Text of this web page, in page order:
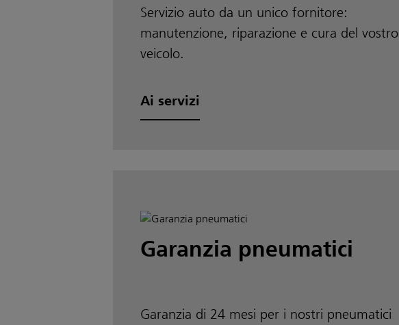
Servizio auto da un unico fornitore:
manutenzione, riparazione e cura del vostro
veicolo.
Ai servizi
Garanzia pneumatici
Garanzia di 24 mesi per i nostri pneumatici